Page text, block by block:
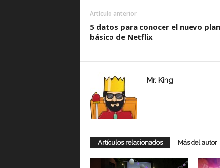
Artículo anterior
5 datos para conocer el nuevo plan
básico de Netflix
Mr. King
Artículos relacionados Más del autor